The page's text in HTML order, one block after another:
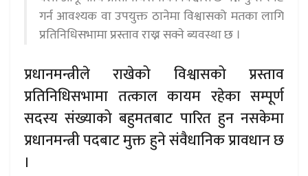
गर्न आवश्यक वा उपयुक्त ठानेमा विश्वासको मतका लागि
प्रतिनिधिसभामा प्रस्ताव राख्न सक्ने ब्यवस्था छ ।
प्रधानमन्त्रीले राखेको विश्वासको प्रस्ताव
प्रतिनिधिसभामा तत्काल कायम रहेका सम्पूर्ण
सदस्य संख्याको बहुमतबाट पारित हुन नसकेमा
प्रधानमन्त्री पदबाट मुक्त हुने संवैधानिक प्रावधान छ
।